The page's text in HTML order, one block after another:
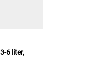
3-6 liter,